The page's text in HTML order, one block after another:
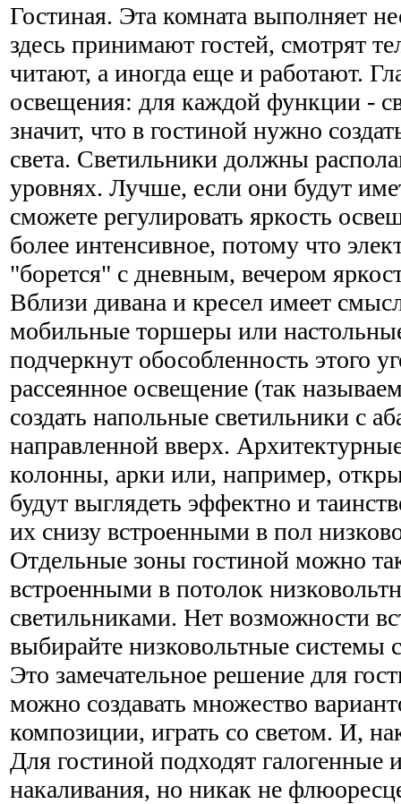
Гостиная. Эта комната выполняет
здесь принимают гостей, смотрят
читают, а иногда еще и работают.
освещения: для каждой функции -
значит, что в гостиной нужно
света. Светильники должны
уровнях. Лучше, если они будут
сможете регулировать яркость
более интенсивное, потому что
"борется" с дневным, вечером
Вблизи дивана и кресел имеет
мобильные торшеры или
подчеркнут обособленность этого
рассеянное освещение (так
создать напольные светильники с
направленной вверх.
колонны, арки или, например,
будут выглядеть эффектно и
их снизу встроенными в пол
Отдельные зоны гостиной можно
встроенными в потолок
светильниками. Нет возможности
выбирайте низковольтные системы
Это замечательное решение для
можно создавать множество
композиции, играть со светом. И,
Для гостиной подходят
накаливания, но никак не